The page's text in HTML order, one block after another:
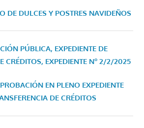
DE DULCES Y POSTRES NAVIDEÑOS
PÚBLICA, EXPEDIENTE DE
CRÉDITOS, EXPEDIENTE Nº 2/2/2025
EN PLENO EXPEDIENTE
DE CRÉDITOS